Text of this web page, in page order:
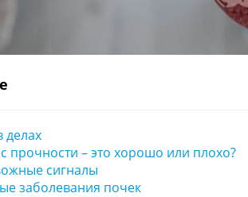
делах
прочности – это хорошо или плохо?
сигналы
заболевания почек